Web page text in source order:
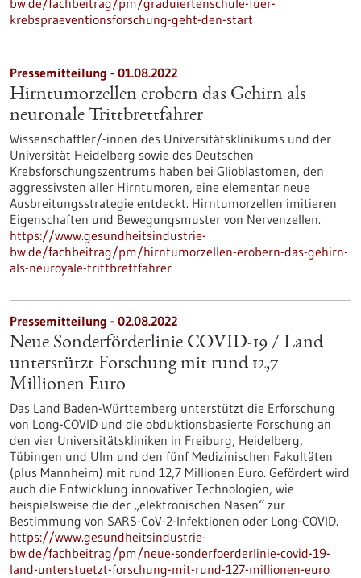
bw.de/fachbeitrag/pm/graduiertenschule-fuer-
krebspraeventionsforschung-geht-den-start
Pressemitteilung - 01.08.2022
Hirntumorzellen erobern das Gehirn als
neuronale Trittbrettfahrer
Wissenschaftler/-innen des Universitätsklinikums und der
Universität Heidelberg sowie des Deutschen
Krebsforschungszentrums haben bei Glioblastomen, den
aggressivsten aller Hirntumoren, eine elementar neue
Ausbreitungsstrategie entdeckt. Hirntumorzellen imitieren
Eigenschaften und Bewegungsmuster von Nervenzellen.
https://www.gesundheitsindustrie-
bw.de/fachbeitrag/pm/hirntumorzellen-erobern-das-gehirn-
als-neuroyale-trittbrettfahrer
Pressemitteilung - 02.08.2022
Neue Sonderförderlinie COVID-19 / Land
unterstützt Forschung mit rund 12,7
Millionen Euro
Das Land Baden-Württemberg unterstützt die Erforschung
von Long-COVID und die obduktionsbasierte Forschung an
den vier Universitätskliniken in Freiburg, Heidelberg,
Tübingen und Ulm und den fünf Medizinischen Fakultäten
(plus Mannheim) mit rund 12,7 Millionen Euro. Gefördert wird
auch die Entwicklung innovativer Technologien, wie
beispielsweise die der „elektronischen Nasen“ zur
Bestimmung von SARS-CoV-2-Infektionen oder Long-COVID.
https://www.gesundheitsindustrie-
bw.de/fachbeitrag/pm/neue-sonderfoerderlinie-covid-19-
land-unterstuetzt-forschung-mit-rund-127-millionen-euro